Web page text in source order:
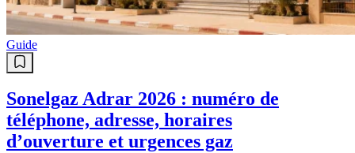
Guide
Sonelgaz Adrar 2026 : numéro de
téléphone, adresse, horaires
d’ouverture et urgences gaz